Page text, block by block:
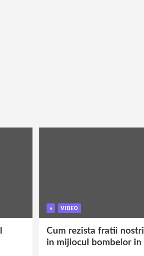
» VIDEO
Cum rezista fratii
in mijlocul bombelor in